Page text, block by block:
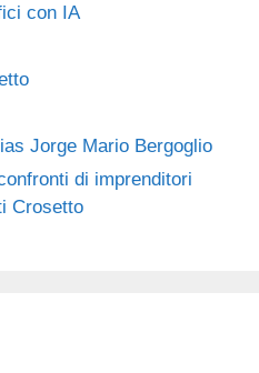
con IA
Jorge Mario Bergoglio
di imprenditori
Crosetto